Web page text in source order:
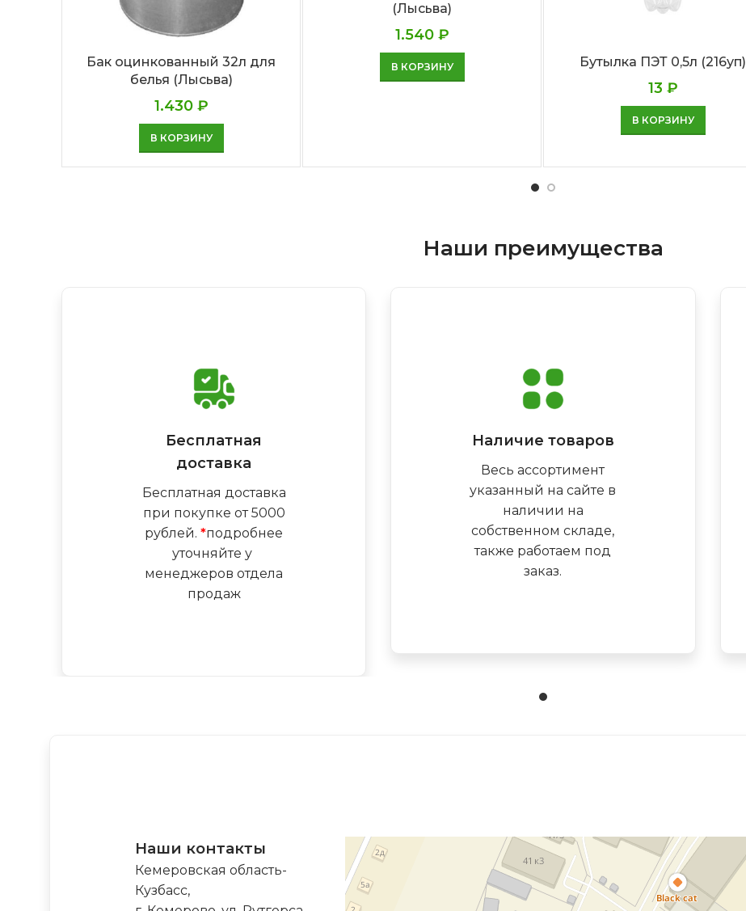
Бак оцинкованный 32л для
белья (Лысьва)
1.430 ₽
В КОРЗИНУ
(Лысьва)
1.540 ₽
В КОРЗИНУ Бутылка ПЭТ 0,5л (216уп)
13 ₽
В КОРЗИНУ
Наши преимущества
Бесплатная
доставка
Бесплатная доставка
при покупке от 5000
рублей.*подробнее
уточняйте у
менеджеров отдела
продаж
Наличие товаров
Весь ассортимент
указанный на сайте в
наличии на
собственном складе,
также работаем под
заказ.
Наши контакты
Кемеровская область-
Кузбасс,